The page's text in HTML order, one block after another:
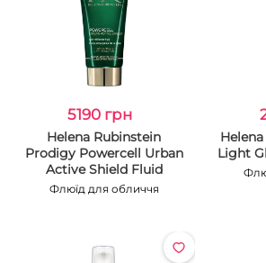
5190 грн
Helena Rubinstein
Prodigy Powercell Urban
Active Shield Fluid
Флюїд для обличчя
Light